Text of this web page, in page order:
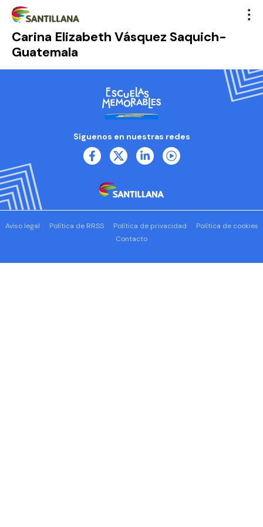
Carina Elizabeth Vásquez Saquich-
Guatemala
Síguenos en nuestras redes
Aviso legal Política de RRSS Política de privacidad
Política de cookies
Contacto